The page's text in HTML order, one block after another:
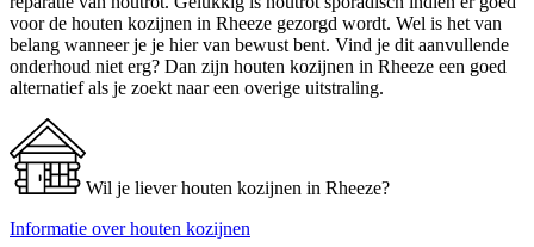
voor de houten kozijnen in Rheeze gezorgd wordt. Wel is het van
belang wanneer je je hier van bewust bent. Vind je dit aanvullende
onderhoud niet erg? Dan zijn houten kozijnen in Rheeze een goed
alternatief als je zoekt naar een overige uitstraling.
Wil je liever houten kozijnen in Rheeze?
Informatie over houten kozijnen